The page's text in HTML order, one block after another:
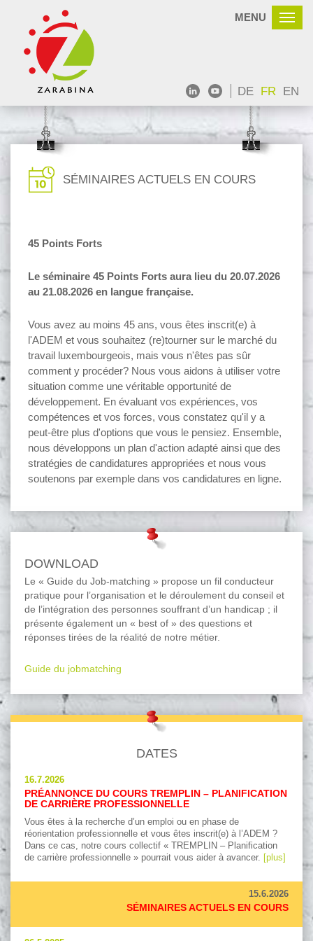
MENU
DE FR EN
SÉMINAIRES ACTUELS EN COURS
45 Points Forts
Le séminaire 45 Points Forts aura lieu du 20.07.2026
au 21.08.2026 en langue française.
Vous avez au moins 45 ans, vous êtes inscrit(e) à
l'ADEM et vous souhaitez (re)tourner sur le marché du
travail luxembourgeois, mais vous n'êtes pas sûr
comment y procéder? Nous vous aidons à utiliser votre
situation comme une véritable opportunité de
développement. En évaluant vos expériences, vos
compétences et vos forces, vous constatez qu'il y a
peut-être plus d'options que vous le pensiez. Ensemble,
nous développons un plan d'action adapté ainsi que des
stratégies de candidatures appropriées et nous vous
soutenons par exemple dans vos candidatures en ligne.
DOWNLOAD
Le « Guide du Job-matching » propose un fil conducteur
pratique pour l’organisation et le déroulement du conseil et
de l’intégration des personnes souffrant d’un handicap ; il
présente également un « best of » des questions et
réponses tirées de la réalité de notre métier.
Guide du jobmatching
DATES
16.7.2026
PRÉANNONCE DU COURS TREMPLIN – PLANIFICATION
DE CARRIÈRE PROFESSIONNELLE
Vous êtes à la recherche d’un emploi ou en phase de
réorientation professionnelle et vous êtes inscrit(e) à l’ADEM ?
Dans ce cas, notre cours collectif « TREMPLIN – Planification
de carrière professionnelle » pourrait vous aider à avancer.
[plus]
15.6.2026
SÉMINAIRES ACTUELS EN COURS